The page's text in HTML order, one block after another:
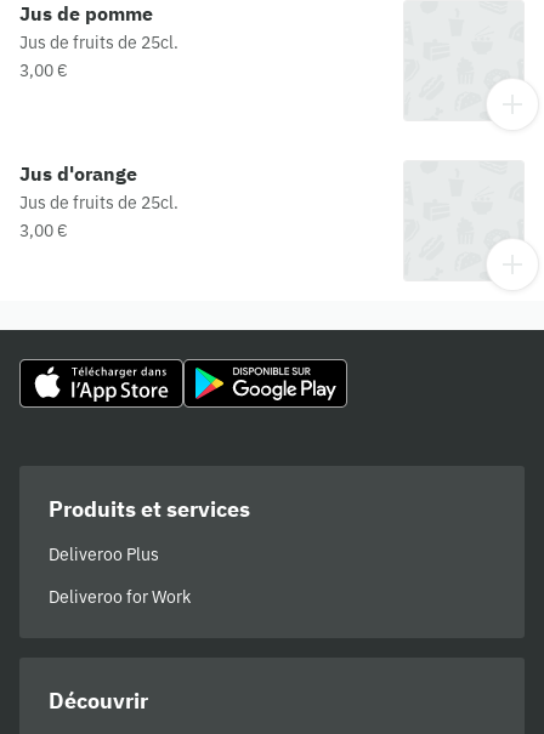
Jus de pomme
Jus de fruits de 25cl.
3,00 €
Jus d'orange
Jus de fruits de 25cl.
3,00 €
Produits et services
Deliveroo Plus
Deliveroo for Work
Découvrir